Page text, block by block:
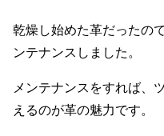
乾燥し始めた革だったの
ンテナンスしました。
メンテナンスをすれば、
えるのが革の魅力です。